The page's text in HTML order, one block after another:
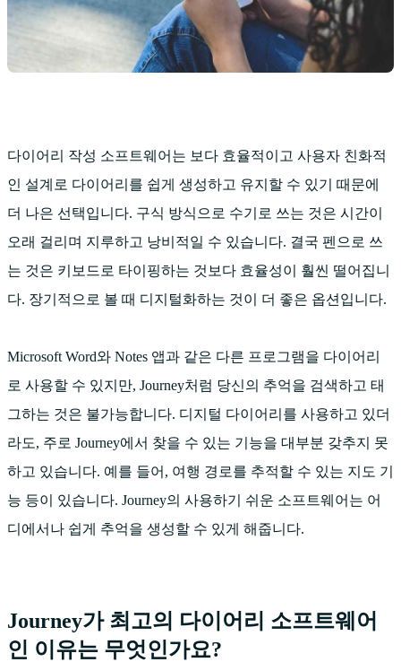
다이어리 작성 소프트웨어는 보다 효율적이고 사용자 친화적
인 설계로 다이어리를 쉽게 생성하고 유지할 수 있기 때문에
더 나은 선택입니다. 구식 방식으로 수기로 쓰는 것은 시간이
오래 걸리며 지루하고 낭비적일 수 있습니다. 결국 펜으로 쓰
는 것은 키보드로 타이핑하는 것보다 효율성이 훨씬 떨어집니
다. 장기적으로 볼 때 디지털화하는 것이 더 좋은 옵션입니다.
Microsoft Word와 Notes 앱과 같은 다른 프로그램을 다이어리
로 사용할 수 있지만, Journey처럼 당신의 추억을 검색하고 태
그하는 것은 불가능합니다. 디지털 다이어리를 사용하고 있더
라도, 주로 Journey에서 찾을 수 있는 기능을 대부분 갖추지 못
하고 있습니다. 예를 들어, 여행 경로를 추적할 수 있는 지도 기
능 등이 있습니다. Journey의 사용하기 쉬운 소프트웨어는 어
디에서나 쉽게 추억을 생성할 수 있게 해줍니다.
Journey가 최고의 다이어리 소프트웨어
인 이유는 무엇인가요?